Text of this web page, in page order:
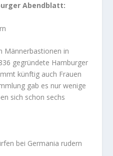
Abendblatt:
Männerbastionen in
gegründete Hamburger
künftig auch Frauen
gab es nur wenige
sich schon sechs
bei Germania rudern